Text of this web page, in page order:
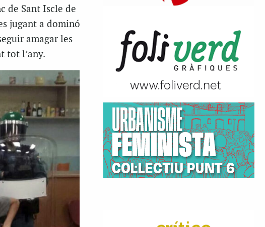
de Sant Iscle de
jugant a dominó
amagar les
tot l’any.